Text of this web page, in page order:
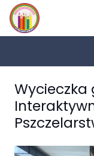
Wycieczka